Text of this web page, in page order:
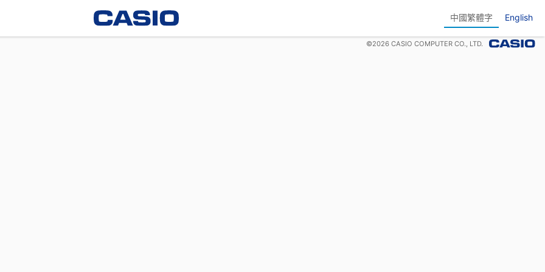
中國繁體字 English
©2026 CASIO COMPUTER CO., LTD.